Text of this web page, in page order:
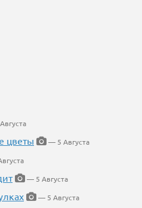
цветы
— 5 Августа
— 5 Августа
— 5 Августа